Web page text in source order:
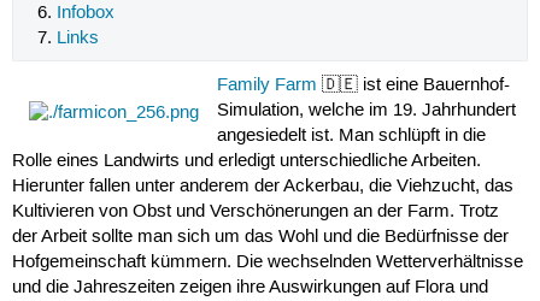
Infobox
Links
Family Farm 🇩🇪 ist eine Bauernhof-
Simulation, welche im 19. Jahrhundert
angesiedelt ist. Man schlüpft in die
Rolle eines Landwirts und erledigt unterschiedliche Arbeiten.
Hierunter fallen unter anderem der Ackerbau, die Viehzucht, das
Kultivieren von Obst und Verschönerungen an der Farm. Trotz
der Arbeit sollte man sich um das Wohl und die Bedürfnisse der
Hofgemeinschaft kümmern. Die wechselnden Wetterverhältnisse
und die Jahreszeiten zeigen ihre Auswirkungen auf Flora und